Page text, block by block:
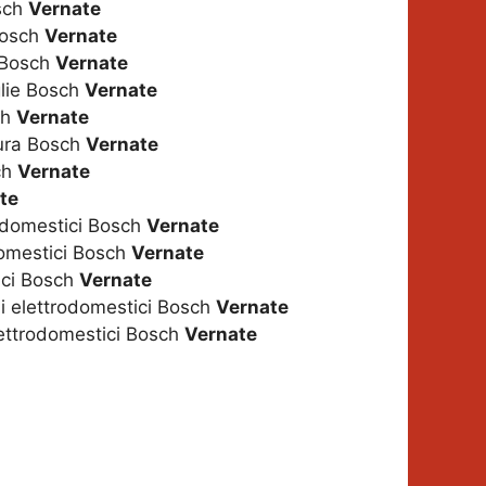
Vernate
Vernate
Vernate
Bosch Vernate
Vernate
Bosch Vernate
Vernate
Bosch Vernate
Bosch Vernate
Bosch Vernate
elettrodomestici Bosch Vernate
Bosch Vernate